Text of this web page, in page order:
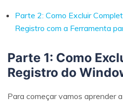
Parte 2: Como Excluir
Registro com a Ferramenta
Parte 1: Como
Registro do
Para começar vamos aprender